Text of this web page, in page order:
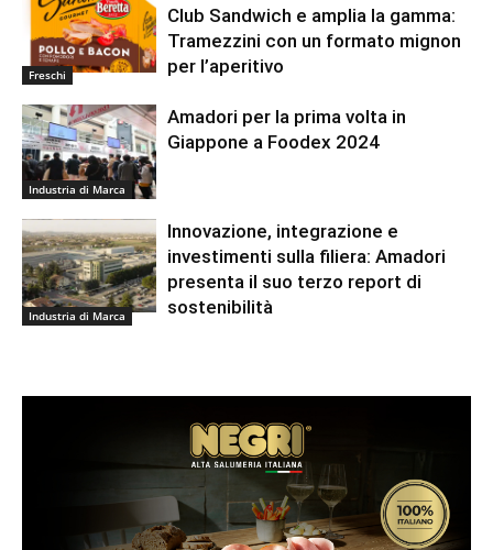
Freschi
Club Sandwich e amplia la gamma:
Tramezzini con un formato mignon
per l’aperitivo
Industria di Marca
Amadori per la prima volta in
Giappone a Foodex 2024
Industria di Marca
Innovazione, integrazione e
investimenti sulla filiera: Amadori
presenta il suo terzo report di
sostenibilità